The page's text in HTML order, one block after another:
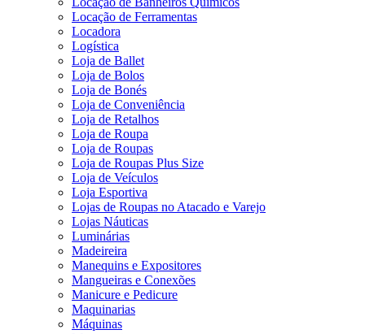
Locação de Ferramentas
Locadora
Logística
Loja de Ballet
Loja de Bolos
Loja de Bonés
Loja de Conveniência
Loja de Retalhos
Loja de Roupa
Loja de Roupas
Loja de Roupas Plus Size
Loja de Veículos
Loja Esportiva
Lojas de Roupas no Atacado e Varejo
Lojas Náuticas
Luminárias
Madeireira
Manequins e Expositores
Mangueiras e Conexões
Manicure e Pedicure
Maquinarias
Máquinas